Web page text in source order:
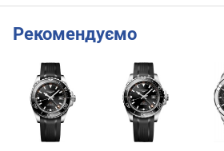
Рекомендуємо